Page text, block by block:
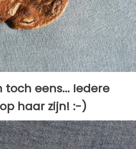
toch eens... Iedere
haar zijn! :-)